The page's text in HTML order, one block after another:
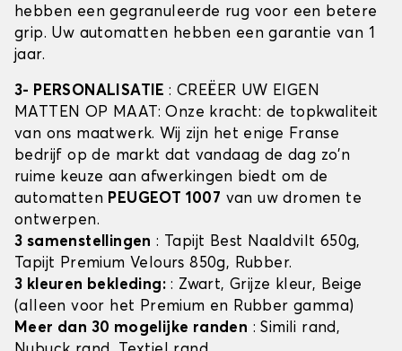
hebben een gegranuleerde rug voor een betere
grip. Uw automatten hebben een garantie van 1
jaar.
3- PERSONALISATIE: CREËER UW EIGEN
MATTEN OP MAAT: Onze kracht: de topkwaliteit
van ons maatwerk. Wij zijn het enige Franse
bedrijf op de markt dat vandaag de dag zo'n
ruime keuze aan afwerkingen biedt om de
automatten PEUGEOT 1007 van uw dromen te
ontwerpen.
3 samenstellingen : Tapijt Best Naaldvilt 650g,
Tapijt Premium Velours 850g, Rubber.
3 kleuren bekleding: : Zwart, Grijze kleur, Beige
(alleen voor het Premium en Rubber gamma)
Meer dan 30 mogelijke randen : Simili rand,